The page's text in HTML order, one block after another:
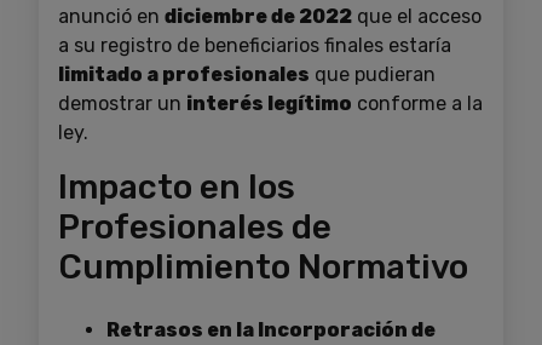
anunció en diciembre de 2022 que el acceso
a su registro de beneficiarios finales estaría
limitado a profesionales que pudieran
demostrar un interés legítimo conforme a la
ley.
Impacto en los
Profesionales de
Cumplimiento Normativo
Retrasos en la Incorporación de